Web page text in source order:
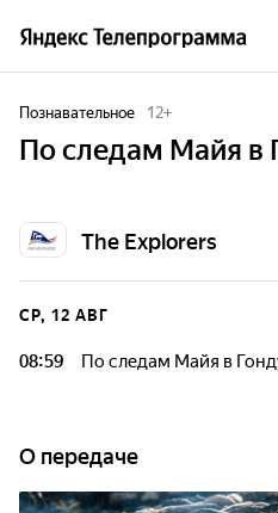
Познавательное 12+
По следам Майя в
The Explorers
СР, 12 АВГ
08:59 По следам Майя в
О передаче